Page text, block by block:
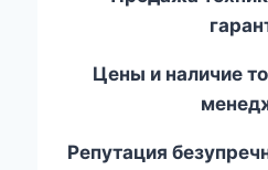
Цены и наличие
Репутация